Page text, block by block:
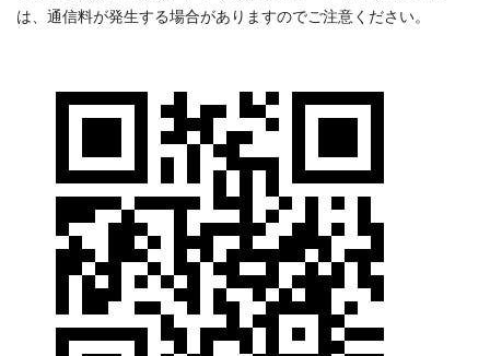
は、通信料が発生する場合がありますのでご注意ください。